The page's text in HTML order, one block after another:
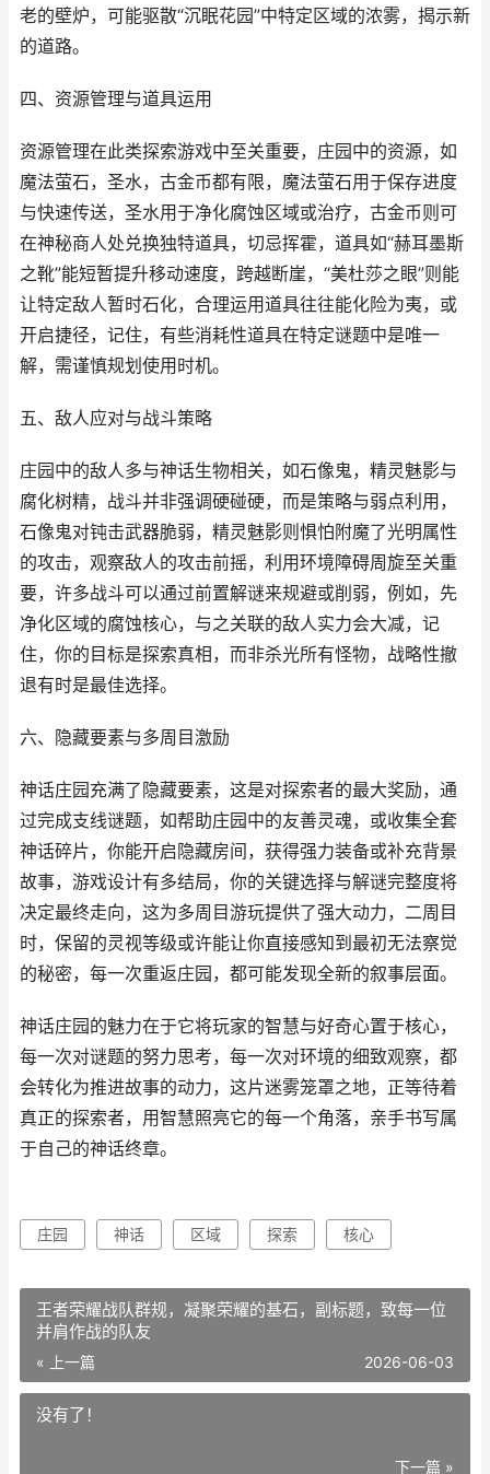
老的壁炉，可能驱散“沉眠花园”中特定区域的浓雾，揭示新
的道路。
四、资源管理与道具运用
资源管理在此类探索游戏中至关重要，庄园中的资源，如
魔法萤石，圣水，古金币都有限，魔法萤石用于保存进度
与快速传送，圣水用于净化腐蚀区域或治疗，古金币则可
在神秘商人处兑换独特道具，切忌挥霍，道具如“赫耳墨斯
之靴”能短暂提升移动速度，跨越断崖，“美杜莎之眼”则能
让特定敌人暂时石化，合理运用道具往往能化险为夷，或
开启捷径，记住，有些消耗性道具在特定谜题中是唯一
解，需谨慎规划使用时机。
五、敌人应对与战斗策略
庄园中的敌人多与神话生物相关，如石像鬼，精灵魅影与
腐化树精，战斗并非强调硬碰硬，而是策略与弱点利用，
石像鬼对钝击武器脆弱，精灵魅影则惧怕附魔了光明属性
的攻击，观察敌人的攻击前摇，利用环境障碍周旋至关重
要，许多战斗可以通过前置解谜来规避或削弱，例如，先
净化区域的腐蚀核心，与之关联的敌人实力会大减，记
住，你的目标是探索真相，而非杀光所有怪物，战略性撤
退有时是最佳选择。
六、隐藏要素与多周目激励
神话庄园充满了隐藏要素，这是对探索者的最大奖励，通
过完成支线谜题，如帮助庄园中的友善灵魂，或收集全套
神话碎片，你能开启隐藏房间，获得强力装备或补充背景
故事，游戏设计有多结局，你的关键选择与解谜完整度将
决定最终走向，这为多周目游玩提供了强大动力，二周目
时，保留的灵视等级或许能让你直接感知到最初无法察觉
的秘密，每一次重返庄园，都可能发现全新的叙事层面。
神话庄园的魅力在于它将玩家的智慧与好奇心置于核心，
每一次对谜题的努力思考，每一次对环境的细致观察，都
会转化为推进故事的动力，这片迷雾笼罩之地，正等待着
真正的探索者，用智慧照亮它的每一个角落，亲手书写属
于自己的神话终章。
庄园 神话 区域 探索 核心
王者荣耀战队群规，凝聚荣耀的基石，副标题，致每一位
并肩作战的队友
« 上一篇 2026-06-03
没有了！
下一篇 »